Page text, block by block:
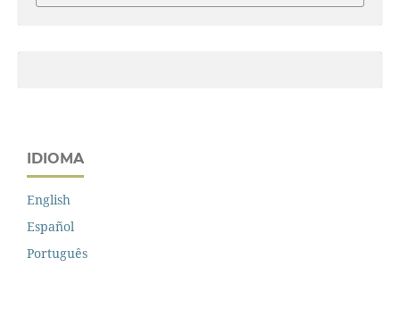
IDIOMA
English
Español
Português